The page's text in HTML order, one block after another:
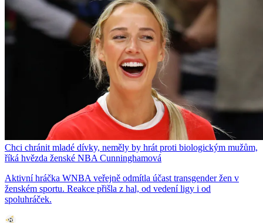
Chci chránit mladé dívky, neměly by hrát proti biologickým mužům,
říká hvězda ženské NBA Cunninghamová
Aktivní hráčka WNBA veřejně odmítla účast transgender žen v
ženském sportu. Reakce přišla z hal, od vedení ligy i od
spoluhráček.